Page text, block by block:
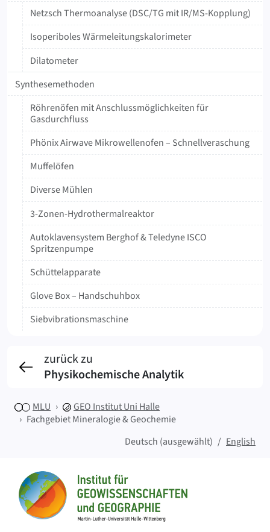
Netzsch Thermoanalyse (DSC/TG mit IR/MS-Kopplung)
Isoperiboles Wärmeleitungskalorimeter
Dilatometer
Synthesemethoden
Röhrenöfen mit Anschlussmöglichkeiten für
Gasdurchfluss
Phönix Airwave Mikrowellenofen – Schnellveraschung
Muffelöfen
Diverse Mühlen
3-Zonen-Hydrothermalreaktor
Autoklavensystem Berghof & Teledyne ISCO
Spritzenpumpe
Schüttelapparate
Glove Box – Handschuhbox
Siebvibrationsmaschine
zurück zu
Physikochemische Analytik
MLU GEO Institut Uni Halle
Fachgebiet Mineralogie & Geochemie
Deutsch (ausgewählt)
English
Startseite